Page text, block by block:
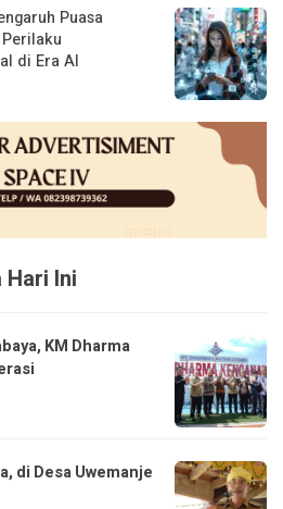
Puasa
di Era AI
Ini
KM Dharma
di Desa Uwemanje